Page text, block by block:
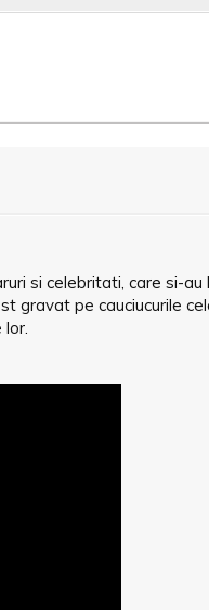
si celebritati, care si-
gravat pe cauciucurile